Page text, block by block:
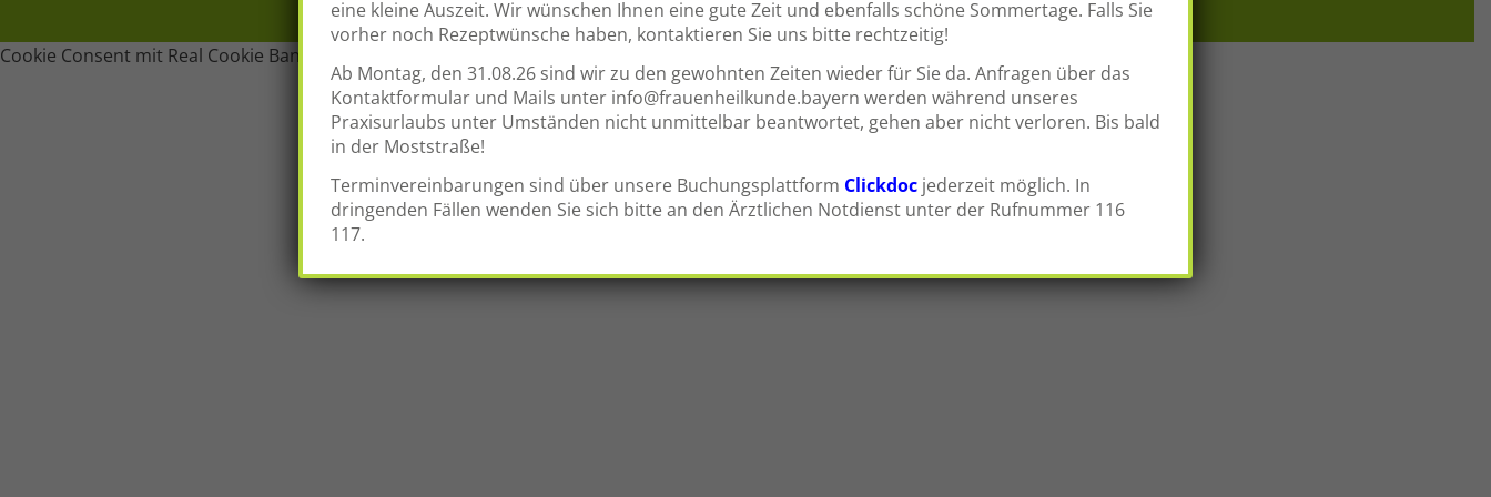
eine kleine Auszeit. Wir wünschen Ihnen eine gute Zeit und ebenfalls schöne Sommertage. Falls Sie
vorher noch Rezeptwünsche haben, kontaktieren Sie uns bitte rechtzeitig!
Ab Montag, den 31.08.26 sind wir zu den gewohnten Zeiten wieder für Sie da. Anfragen über das
Kontaktformular und Mails unter info@frauenheilkunde.bayern werden während unseres
Praxisurlaubs unter Umständen nicht unmittelbar beantwortet, gehen aber nicht verloren. Bis bald
in der Moststraße!
Terminvereinbarungen sind über unsere Buchungsplattform Clickdoc jederzeit möglich. In
dringenden Fällen wenden Sie sich bitte an den Ärztlichen Notdienst unter der Rufnummer 116
117.
Cookie Consent mit Real Cookie Banner